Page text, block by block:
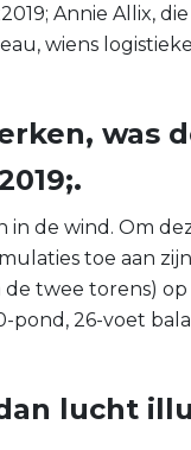
Annie Allix,
wiens logistieke
was
in de wind. Om
toe aan
de twee torens)
pond, 26-voet
lucht